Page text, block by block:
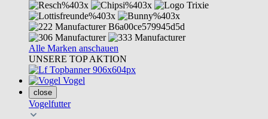
Alle Marken anschauen
UNSERE TOP AKTION
Vogel
close
Vogelfutter